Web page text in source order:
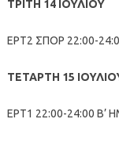
ΤΡΙΤΗ 14 ΙΟΥΛΙΟΥ
ΕΡΤ2 ΣΠΟΡ 22:00-
ΤΕΤΑΡΤΗ 15
ΕΡΤ1 22:00-24:00 Β’